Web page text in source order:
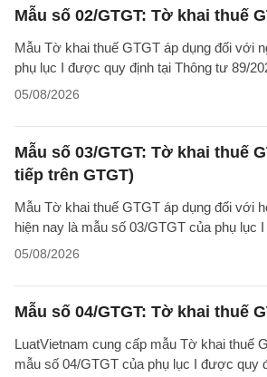
Mẫu số 02/GTGT: Tờ khai
Mẫu Tờ khai thuế GTGT áp dụng đối với
phụ lục I được quy định tại Thông tư 89/
05/08/2026
Mẫu số 03/GTGT: Tờ khai thuế
tiếp trên GTGT)
Mẫu Tờ khai thuế GTGT áp dụng đối với
hiện nay là mẫu số 03/GTGT của phụ lục
05/08/2026
Mẫu số 04/GTGT: Tờ khai
LuatVietnam cung cấp mẫu Tờ khai thuế
mẫu số 04/GTGT của phụ lục I được quy